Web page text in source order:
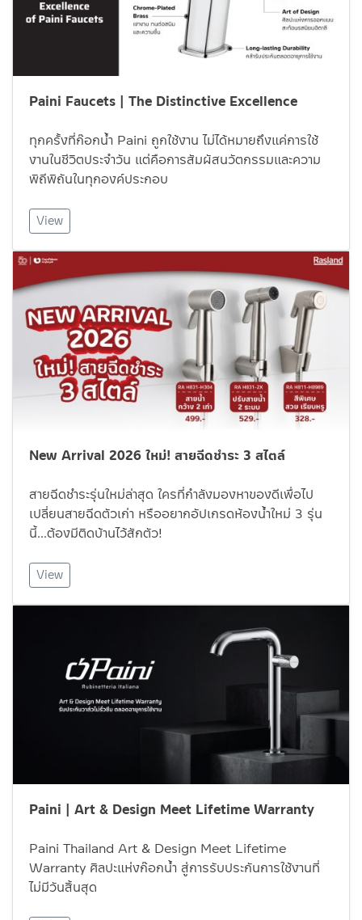
Paini Faucets | The Distinctive Excellence
ทุกครั้งที่ก๊อกน้ำ Paini ถูกใช้งาน ไม่ได้หมายถึงแค่การใช้
งานในชีวิตประจำวัน แต่คือการสัมผัสนวัตกรรมและความ
พิถีพิถันในทุกองค์ประกอบ
View
New Arrival 2026 ใหม่! สายฉีดชำระ 3 สไตล์
สายฉีดชำระรุ่นใหม่ล่าสุด ใครที่กำลังมองหาของดีเพื่อไป
เปลี่ยนสายฉีดตัวเก่า หรืออยากอัปเกรดห้องน้ำใหม่ 3 รุ่น
นี้…ต้องมีติดบ้านไว้สักตัว!
View
Paini | Art & Design Meet Lifetime Warranty
Paini Thailand Art & Design Meet Lifetime
Warranty ศิลปะแห่งก๊อกน้ำ สู่การรับประกันการใช้งานที่
ไม่มีวันสิ้นสุด